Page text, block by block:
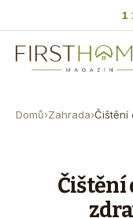
1
Domů›Zahrada›Čištění
Čištění